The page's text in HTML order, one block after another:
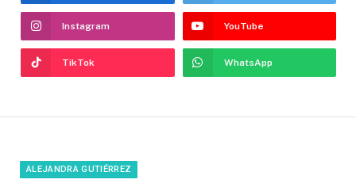
Instagram YouTube
TikTok WhatsApp
ALEJANDRA GUTIÉRREZ